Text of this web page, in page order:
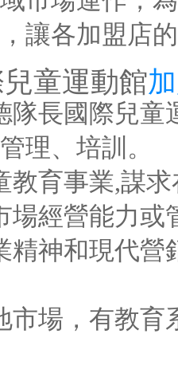
讓各加盟店
童運動館
長國際兒童
理、培訓。
育事業,謀求
經營能力或
神和現代營
場，有教育